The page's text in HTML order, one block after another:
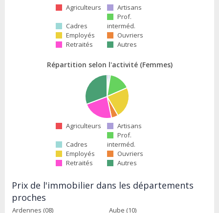
Agriculteurs Artisans
Cadres
Prof.
interméd.
Employés
Ouvriers
Retraités
Autres
Répartition selon l'activité (Femmes)
Agriculteurs Artisans
Cadres
Prof.
interméd.
Employés
Ouvriers
Retraités
Autres
Prix de l'immobilier dans les départements
proches
Ardennes (08) Aube (10)